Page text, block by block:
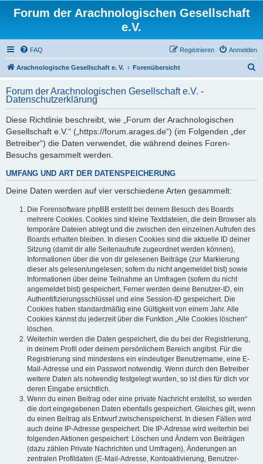
Forum der Arachnologischen Gesellschaft
e.V.
FAQ Anmelden
Registrieren
Arachnologische Gesellschaft e. V. Forenübersicht
h
Forum der Arachnologischen Gesellschaft e.V. -
Datenschutzerklärung
Diese Richtlinie beschreibt, wie „Forum der Arachnologischen
Gesellschaft e.V.“ („https://forum.arages.de“) (im Folgenden „der
Betreiber“) die Daten verwendet, die während deines Foren-
Besuchs gesammelt werden.
UMFANG UND ART DER DATENSPEICHERUNG
Deine Daten werden auf vier verschiedene Arten gesammelt:
Die Forensoftware phpBB erstellt bei deinem Besuch des Boards
mehrere Cookies. Cookies sind kleine Textdateien, die dein Browser als
temporäre Dateien ablegt und die zwischen den einzelnen Aufrufen des
Boards erhalten bleiben. In diesen Cookies sind die aktuelle ID deiner
Sitzung (damit dir alle Seitenaufrufe zugeordnet werden können),
Informationen über die von dir gelesenen Beiträge (zur Markierung
dieser als gelesen/ungelesen; sofern du nicht angemeldet bist) sowie
Informationen über deine Teilnahme an Umfragen (sofern du nicht
angemeldet bist) gespeichert. Ferner werden deine Benutzer-ID, ein
Authentifizierungsschlüssel und eine Session-ID gespeichert. Die
Cookies haben standardmäßig eine Gültigkeit von einem Jahr. Alle
Cookies kannst du jederzeit über die Funktion „Alle Cookies löschen“
löschen.
Weiterhin werden die Daten gespeichert, die du bei der Registrierung,
in deinem Profil oder deinem persönlichem Bereich angibst. Für die
Registrierung sind mindestens ein eindeutiger Benutzername, eine E-
Mail-Adresse und ein Passwort notwendig. Wenn durch den Betreiber
weitere Daten als notwendig festgelegt wurden, so ist dies für dich vor
deren Eingabe ersichtlich.
Wenn du einen Beitrag oder eine private Nachricht erstellst, so werden
die dort eingegebenen Daten ebenfalls gespeichert. Gleiches gilt, wenn
du einen Beitrag als Entwurf zwischenspeicherst. In diesen Fällen wird
auch deine IP-Adresse gespeichert. Die IP-Adresse wird weiterhin bei
folgenden Aktionen gespeichert: Löschen und Ändern von Beiträgen
(dazu zählen Private Nachrichten und Umfragen), Änderungen an
zentralen Profildaten (E-Mail-Adresse, Kontoaktivierung, Benutzer-